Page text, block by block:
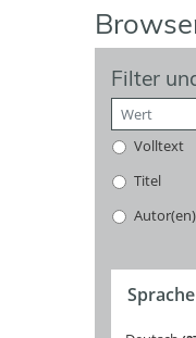
Filter
Volltext
Titel
Autor(en)
Sprache